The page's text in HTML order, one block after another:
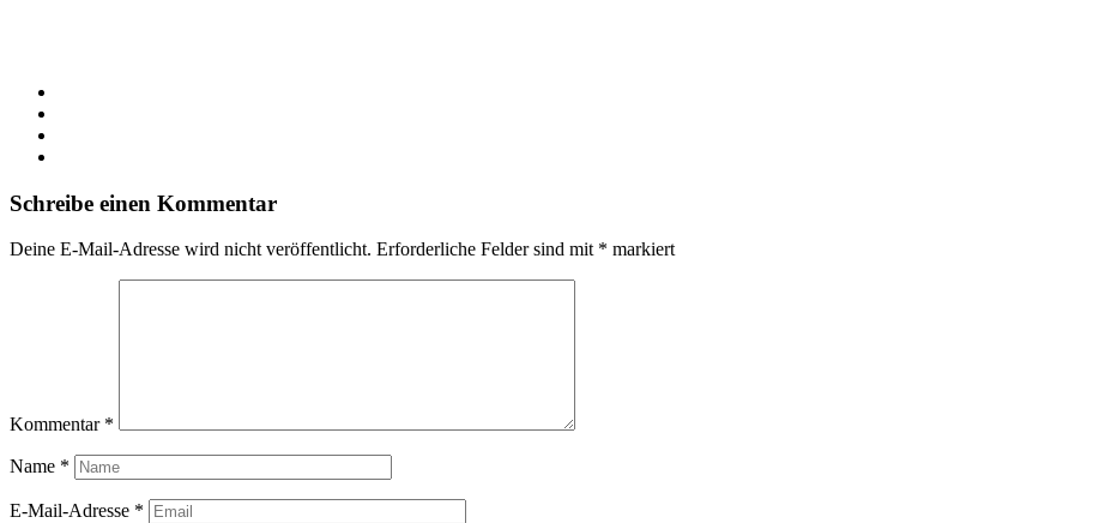
Schreibe einen Kommentar
Deine E-Mail-Adresse wird nicht veröffentlicht. Erforderliche Felder sind mit * markiert
Kommentar *
Name *
E-Mail-Adresse *